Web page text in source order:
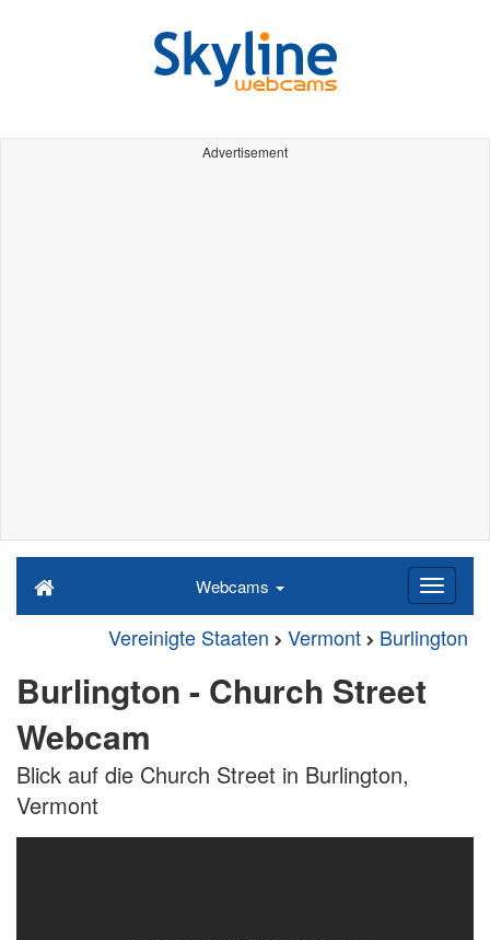
Advertisement
Webcams
Vereinigte Staaten Vermont Burlington
Burlington - Church Street
Webcam
Blick auf die Church Street in Burlington,
Vermont